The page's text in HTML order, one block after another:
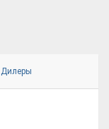
Дилеры